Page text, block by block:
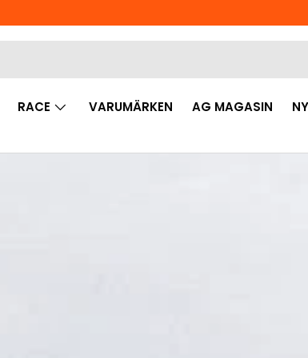
RACE VARUMÄRKEN AG MAGASIN